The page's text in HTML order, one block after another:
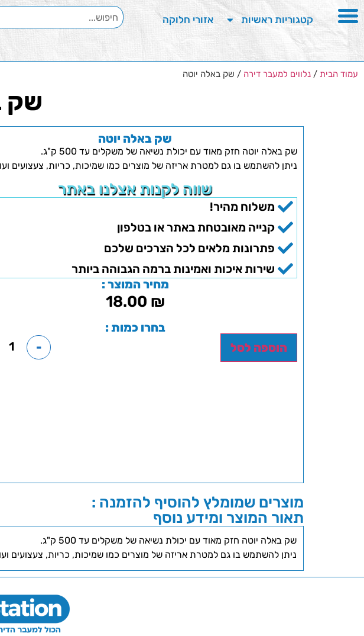
קטגוריות ראשיות אזורי חלוקה
עמוד הבית / נלווים למעבר דירה / שק באלה יוטה
שק
שק באלה יוטה
שק באלה יוטה חזק מאוד עם יכולת נשיאה של משקלים עד 500 ק"ג.
ניתן להשתמש בו גם למטרת אריזה של מוצרים כמו שמיכות, כריות, צעצועים
שווה לקנות אצלנו באתר
משלוח מהיר!
קנייה מאובטחת באתר או בטלפון
פתרונות מלאים לכל הצרכים שלכם
שירות איכות ואמינות ברמה הגבוהה ביותר
מחיר המוצר :
18.00 ₪
בחרו כמות :
-
הוספה לסל
מוצרים שמומלץ להוסיף להזמנה :
תאור המוצר ומידע נוסף
שק באלה יוטה חזק מאוד עם יכולת נשיאה של משקלים עד 500 ק"ג.
ניתן להשתמש בו גם למטרת אריזה של מוצרים כמו שמיכות, כריות, צעצועים